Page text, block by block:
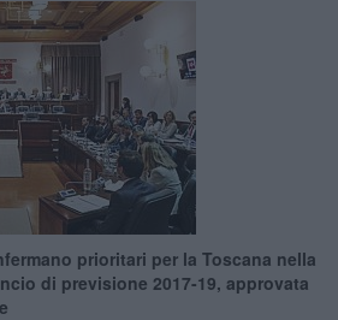
prioritari per la Toscana nella
di previsione 2017-19, approvata